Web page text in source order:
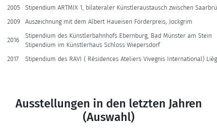
2005
Stipendium ARTMIX 1, bilateraler Künstleraustausch zwischen
2009
Auszeichnung mit dem Albert Haueisen Förderpreis, Jockgrim
2016
Stipendium des Künstlerbahnhofs Ebernburg, Bad Münster am Stein
Stipendium im Künstlerhaus Schloss Wiepersdorf
2017
Stipendium des RAVI ( Résidences Ateliers Vivegnis International)
Ausstellungen in den letzten Jahren
(Auswahl)